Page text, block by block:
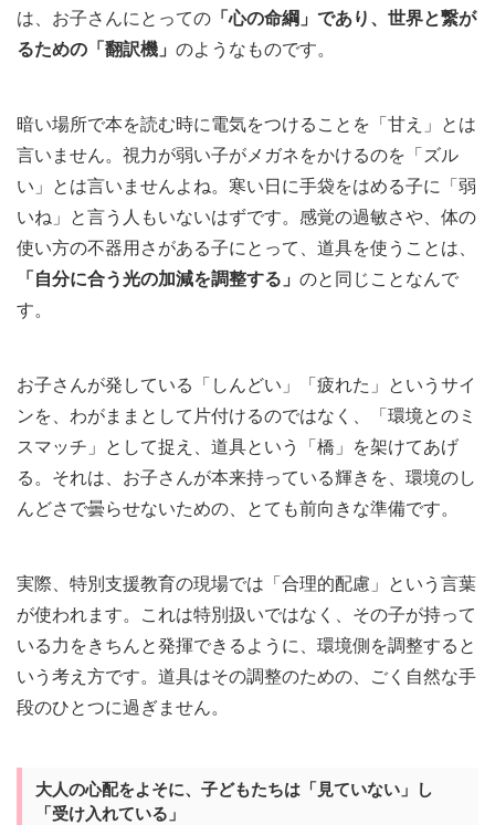
は、お子さんにとっての 「心の命綱」であり、世界と繋が
るための「翻訳機」 のようなものです。
暗い場所で本を読む時に電気をつけることを「甘え」とは
言いません。視力が弱い子がメガネをかけるのを「ズル
い」とは言いませんよね。寒い日に手袋をはめる子に「弱
いね」と言う人もいないはずです。感覚の過敏さや、体の
使い方の不器用さがある子にとって、道具を使うことは、
「自分に合う光の加減を調整する」 のと同じことなんで
す。
お子さんが発している「しんどい」「疲れた」というサイ
ンを、わがままとして片付けるのではなく、「環境とのミ
スマッチ」として捉え、道具という「橋」を架けてあげ
る。それは、お子さんが本来持っている輝きを、環境のし
んどさで曇らせないための、とても前向きな準備です。
実際、特別支援教育の現場では「合理的配慮」という言葉
が使われます。これは特別扱いではなく、その子が持って
いる力をきちんと発揮できるように、環境側を調整すると
いう考え方です。道具はその調整のための、ごく自然な手
段のひとつに過ぎません。
大人の心配をよそに、子どもたちは「見ていない」し
「受け入れている」